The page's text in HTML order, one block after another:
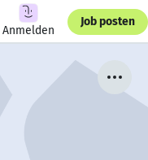
Anmelden
Job posten